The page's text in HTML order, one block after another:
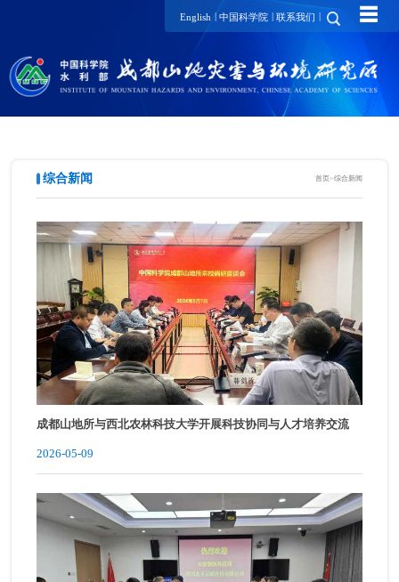
English | 中国科学院 | 联系我们 | ☰
综合新闻 首页>综合新闻
成都山地所与西北农林科技大学开展科技协同与人才培养交流
2026-05-09